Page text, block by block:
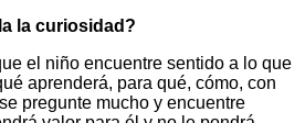
la curiosidad?
el niño encuentre sentido a lo que
aprenderá, para qué, cómo, con
pregunte mucho y encuentre